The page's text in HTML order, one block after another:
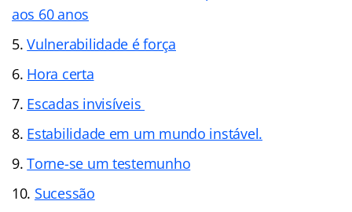
aos 60 anos
Vulnerabilidade é força
Hora certa
Escadas invisíveis
Estabilidade em um mundo instável.
Torne-se um testemunho
Sucessão